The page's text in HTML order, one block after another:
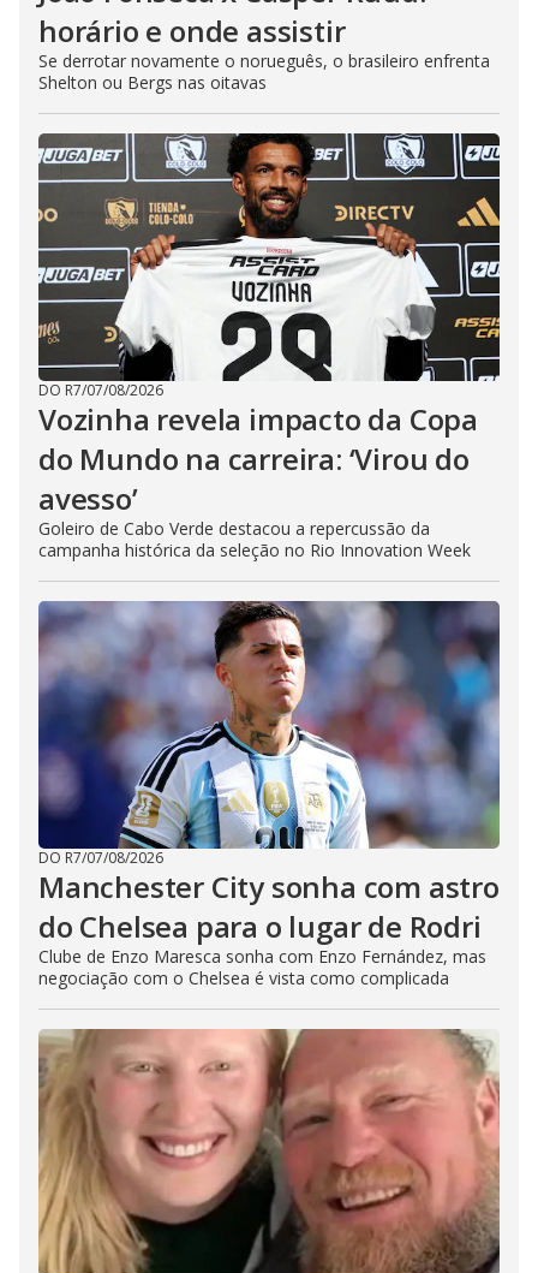
horário e onde assistir
Se derrotar novamente o norueguês, o brasileiro enfrenta
Shelton ou Bergs nas oitavas
DO R7/07/08/2026
Vozinha revela impacto da Copa
do Mundo na carreira: ‘Virou do
avesso’
Goleiro de Cabo Verde destacou a repercussão da
campanha histórica da seleção no Rio Innovation Week
DO R7/07/08/2026
Manchester City sonha com astro
do Chelsea para o lugar de Rodri
Clube de Enzo Maresca sonha com Enzo Fernández, mas
negociação com o Chelsea é vista como complicada